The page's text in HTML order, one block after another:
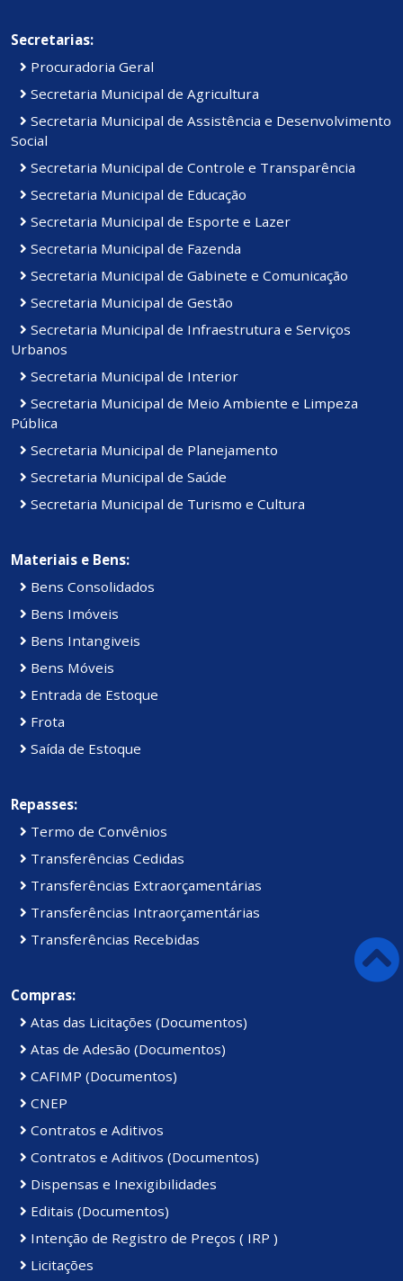
Secretarias:
Procuradoria Geral
Secretaria Municipal de Agricultura
Secretaria Municipal de Assistência e Desenvolvimento
Social
Secretaria Municipal de Controle e Transparência
Secretaria Municipal de Educação
Secretaria Municipal de Esporte e Lazer
Secretaria Municipal de Fazenda
Secretaria Municipal de Gabinete e Comunicação
Secretaria Municipal de Gestão
Secretaria Municipal de Infraestrutura e Serviços
Urbanos
Secretaria Municipal de Interior
Secretaria Municipal de Meio Ambiente e Limpeza
Pública
Secretaria Municipal de Planejamento
Secretaria Municipal de Saúde
Secretaria Municipal de Turismo e Cultura
Materiais e Bens:
Bens Consolidados
Bens Imóveis
Bens Intangiveis
Bens Móveis
Entrada de Estoque
Frota
Saída de Estoque
Repasses:
Termo de Convênios
Transferências Cedidas
Transferências Extraorçamentárias
Transferências Intraorçamentárias
Transferências Recebidas
Compras:
Atas das Licitações (Documentos)
Atas de Adesão (Documentos)
CAFIMP (Documentos)
CNEP
Contratos e Aditivos
Contratos e Aditivos (Documentos)
Dispensas e Inexigibilidades
Editais (Documentos)
Intenção de Registro de Preços ( IRP )
Licitações